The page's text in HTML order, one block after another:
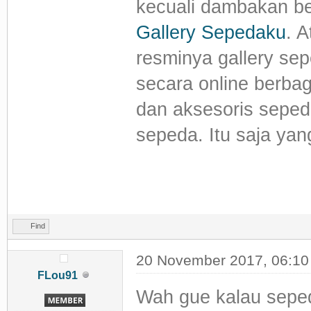
kecuali dambakan
Gallery Sepedaku.
resminya gallery
secara online
dan aksesoris
sepeda. Itu saja
Find
FLou91
20 November 2017,
Wah gue kalau